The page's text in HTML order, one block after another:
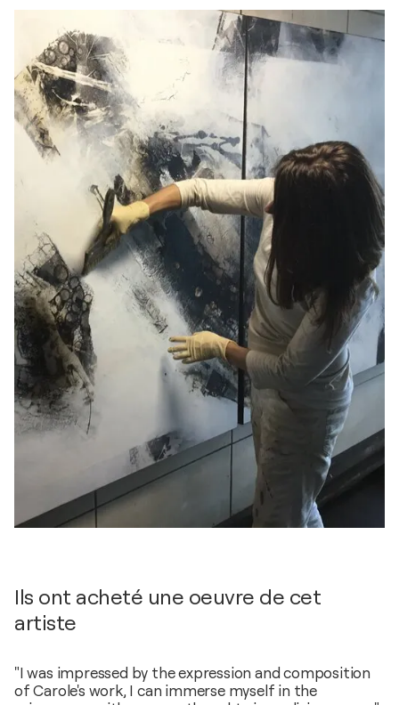
Ils ont acheté une oeuvre de cet
artiste
"I was impressed by the expression and composition
of Carole's work, I can immerse myself in the